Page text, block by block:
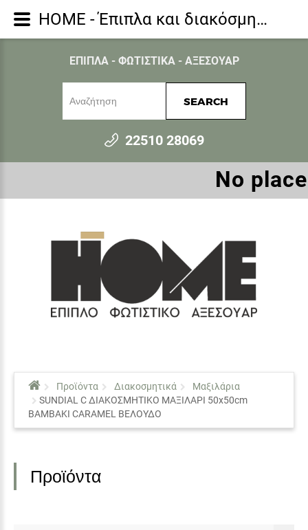
ΕΠΙΠΛΑ - ΦΩΤΙΣΤΙΚΑ - ΑΞΕΣΟΥΑΡ
SEARCH
22510 28069
Νο
Προϊόντα Διακοσμητικά
Μαξιλάρια
SUNDIAL C ΔΙΑΚΟΣΜΗΤΙΚΟ ΜΑΞΙΛΑΡΙ 50x50cm
ΒΑΜΒΑΚΙ CARAMEL ΒΕΛΟΥΔΟ
Προϊόντα
HOME - Έπιπλα και διακόσμηση για όλο το σπίτι - Μαξιλάρια - SUNDIAL C ΔΙΑΚΟΣΜΗΤΙΚΟ ΜΑΞΙΛΑΡΙ 50x50cm ΒΑΜΒΑΚΙ CARAMEL ΒΕΛΟΥΔΟ